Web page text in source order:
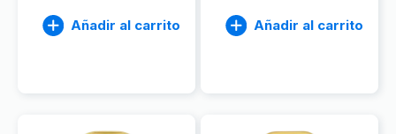
Añadir al carrito Añadir al carrito